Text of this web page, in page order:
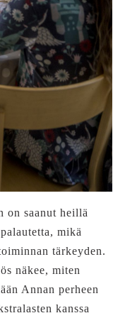
on saanut heillä
mikä
tärkeyden.
näkee, miten
Annan perheen
kanssa